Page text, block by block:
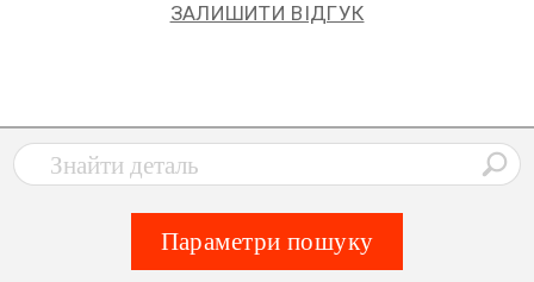
ЗАЛИШИТИ ВІДГУК
Параметри пошуку